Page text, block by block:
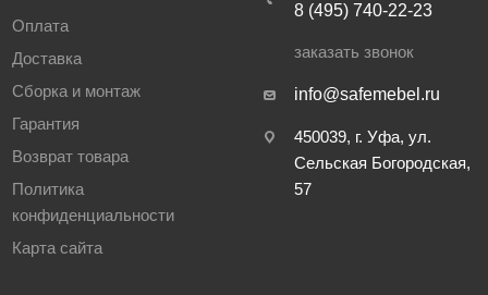
Оплата
Доставка
Сборка и монтаж
Гарантия
Возврат товара
Политика
конфиденциальности
Карта сайта
8 (495) 740-22-23
заказать звонок
info@safemebel.ru
450039, г. Уфа, ул.
Сельская Богородская,
57